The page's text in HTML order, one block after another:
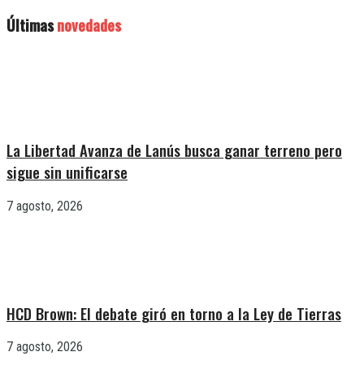
Últimasnovedades
La Libertad Avanza de Lanús busca ganar terreno pero
sigue sin unificarse
7 agosto, 2026
HCD Brown: El debate giró en torno a la Ley de Tierras
7 agosto, 2026